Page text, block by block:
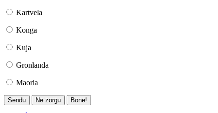
Kartvela
Konga
Kuja
Gronlanda
Maoria
Sendu Ne zorgu Bone!